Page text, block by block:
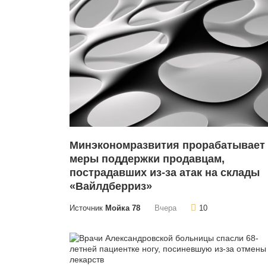
Минэкономразвития прорабатывает
меры поддержки продавцам,
пострадавших из-за атак на склады
«Вайлдберриз»
Источник Мойка 78 Вчера 10